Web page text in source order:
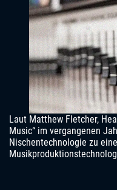
Laut Matthew Fletcher,
Music“ im vergangenen
Nischentechnologie zu